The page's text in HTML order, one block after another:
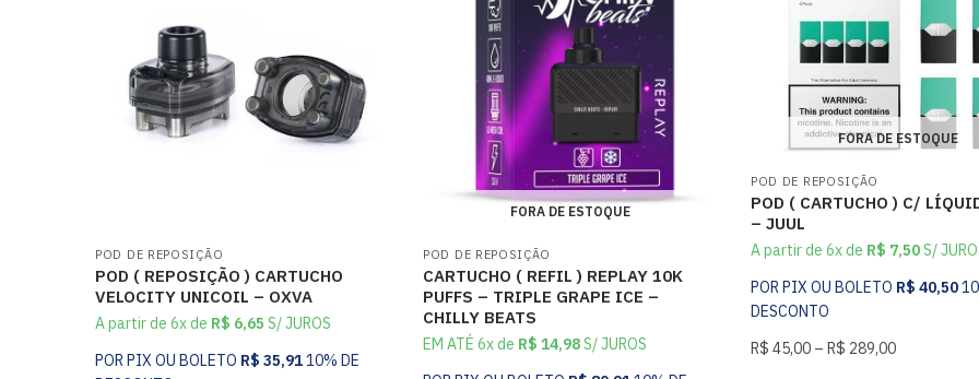
POD DE REPOSIÇÃO
POD ( REPOSIÇÃO ) CARTUCHO
VELOCITY UNICOIL – OXVA
A partir de 6x de R$ 6,65 S/ JUROS
POR PIX OU BOLETO R$ 35,9110% DE
FORA DE ESTOQUE
POD DE REPOSIÇÃO
CARTUCHO ( REFIL ) REPLAY 10K
PUFFS – TRIPLE GRAPE ICE –
CHILLY BEATS
EM ATÉ 6x de R$ 14,98S/ JUROS
FORA DE ESTOQUE
POD DE REPOSIÇÃO
POD ( CARTUCHO ) C/
– JUUL
A partir de 6x de R$ 7,50S/
POR PIX OU BOLETO R$ 40,50
DESCONTO
R$ 45,00– R$ 289,00